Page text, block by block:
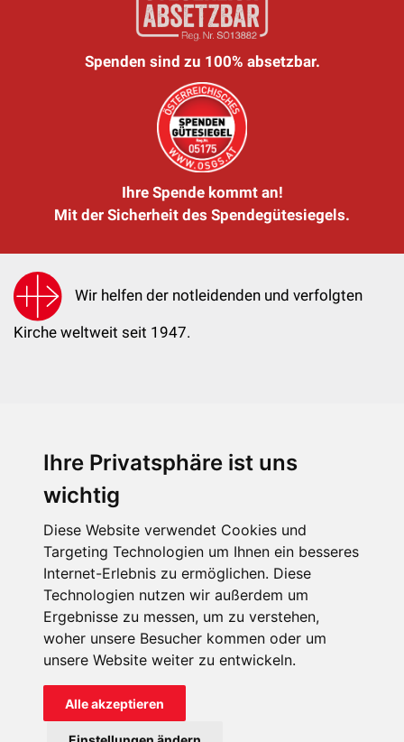
Ihre Privatsphäre ist uns
wichtig
Diese Website verwendet Cookies und
Targeting Technologien um Ihnen ein besseres
Internet-Erlebnis zu ermöglichen. Diese
Technologien nutzen wir außerdem um
Ergebnisse zu messen, um zu verstehen,
woher unsere Besucher kommen oder um
unsere Website weiter zu entwickeln.
Alle akzeptieren
Spenden sind zu 100% absetzbar.
Ihre Spende kommt an!
Mit der Sicherheit des Spendegütesiegels.
Wir helfen der notleidenden und verfolgten
Kirche weltweit seit 1947.
KIRCHE IN NOT - Österreich
kin@kircheinnot.at
KIN weltweit